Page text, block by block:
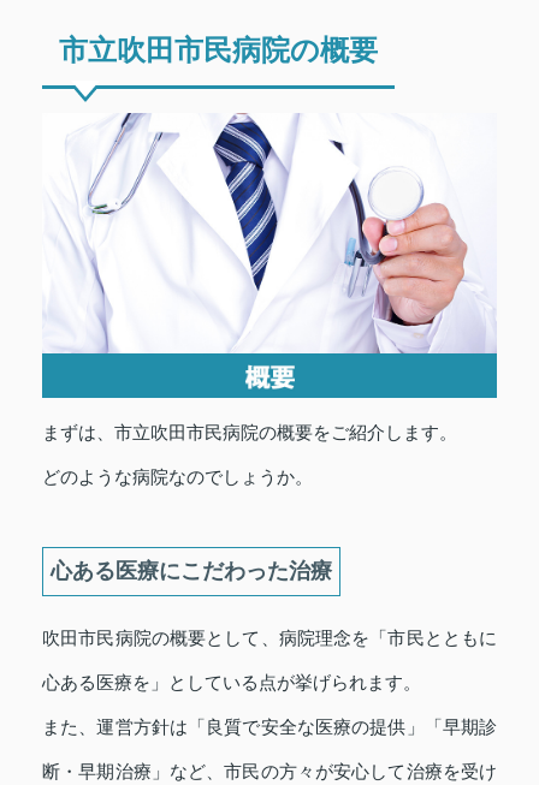
市立吹田市民病院の概要
まずは、市立吹田市民病院の概要をご紹介します。
どのような病院なのでしょうか。
心ある医療にこだわった治療
吹田市民病院の概要として、病院理念を「市民とともに
心ある医療を」としている点が挙げられます。
また、運営方針は「良質で安全な医療の提供」「早期診
断・早期治療」など、市民の方々が安心して治療を受け